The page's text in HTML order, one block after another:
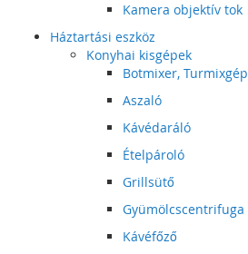
Kamera objektív tok
Háztartási eszköz
Konyhai kisgépek
Botmixer, Turmixgép
Aszaló
Kávédaráló
Ételpároló
Grillsütő
Gyümölcscentrifuga
Kávéfőző